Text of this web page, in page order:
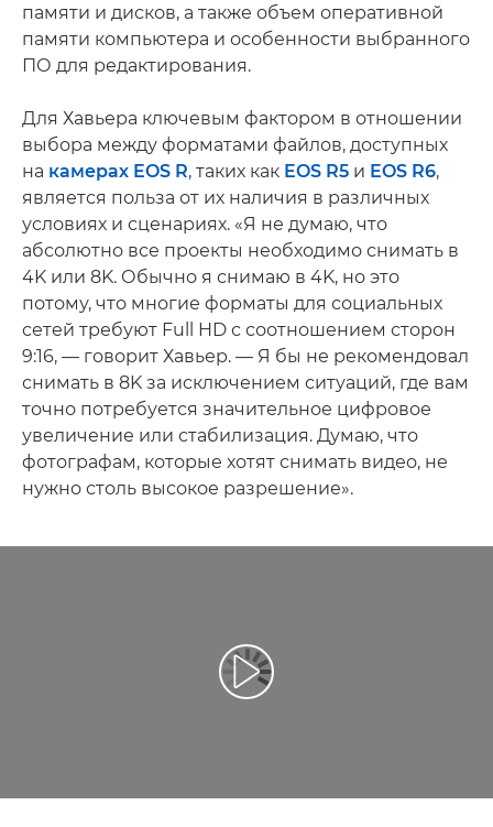
памяти и дисков, а также объем оперативной
памяти компьютера и особенности выбранного
ПО для редактирования.
Для Хавьера ключевым фактором в отношении
выбора между форматами файлов, доступных
на камерах EOS R, таких как EOS R5 и EOS R6,
является польза от их наличия в различных
условиях и сценариях. «Я не думаю, что
абсолютно все проекты необходимо снимать в
4K или 8K. Обычно я снимаю в 4K, но это
потому, что многие форматы для социальных
сетей требуют Full HD с соотношением сторон
9:16, — говорит Хавьер. — Я бы не рекомендовал
снимать в 8K за исключением ситуаций, где вам
точно потребуется значительное цифровое
увеличение или стабилизация. Думаю, что
фотографам, которые хотят снимать видео, не
нужно столь высокое разрешение».
Воспроизведение видео